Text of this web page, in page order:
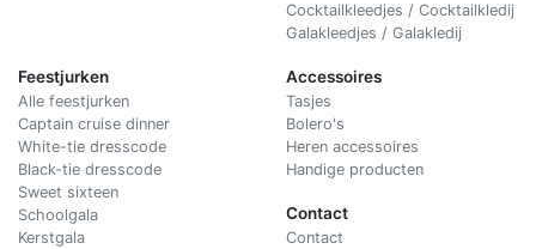
Cocktailkleedjes / Cocktailkledij
Galakleedjes / Galakledij
Feestjurken
Alle feestjurken
Captain cruise dinner
White-tie dresscode
Black-tie dresscode
Sweet sixteen
Schoolgala
Kerstgala
Accessoires
Tasjes
Bolero's
Heren accessoires
Handige producten
Contact
Contact